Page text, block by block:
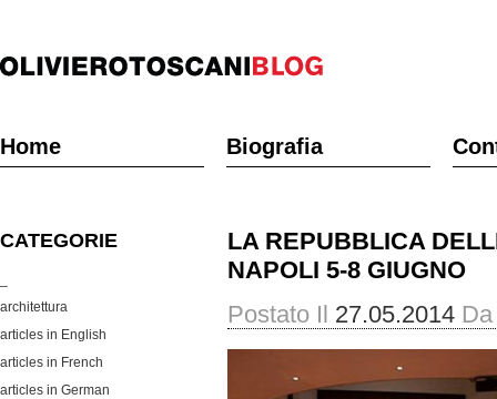
Home Biografia
CATEGORIE
architettura
articles in English
articles in French
articles in German
LA REPUBBLICA
NAPOLI 5-8 GIUGNO
Postato Il 27.05.2014 Da